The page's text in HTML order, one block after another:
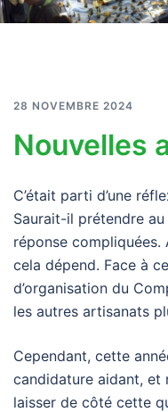
28 NOVEMBRE 2024
Nouvelles
C’était parti d’une
Saurait-il prétendre
réponse
cela dépend. Face à
d’organisation du
les autres artisanats
Cependant, cette
candidature aidant, et
laisser de côté cette